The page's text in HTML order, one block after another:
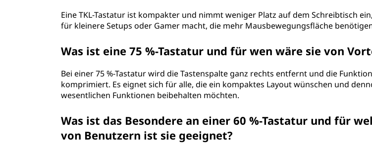
Eine TKL-Tastatur ist kompakter und nimmt weniger Platz auf dem Schreibtisch
für kleinere Setups oder Gamer macht, die mehr Mausbewegungsfläche
Was ist eine 75 %-Tastatur und für wen wäre sie von
Bei einer 75 %-Tastatur wird die Tastenspalte ganz rechts entfernt und die
komprimiert. Es eignet sich für alle, die ein kompaktes Layout wünschen und
wesentlichen Funktionen beibehalten möchten.
Was ist das Besondere an einer 60 %-Tastatur und für
von Benutzern ist sie geeignet?